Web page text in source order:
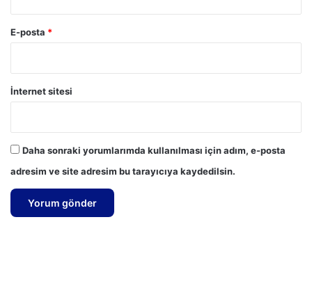
E-posta *
İnternet sitesi
Daha sonraki yorumlarımda kullanılması için adım, e-posta
adresim ve site adresim bu tarayıcıya kaydedilsin.